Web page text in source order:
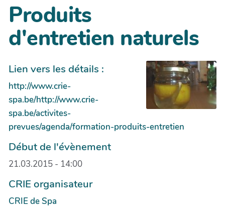
Produits
d'entretien naturels
Lien vers les détails :
http://www.crie-
spa.be/http://www.crie-
spa.be/activites-
prevues/agenda/formation-produits-entretien
Début de l'évènement
21.03.2015 - 14:00
CRIE organisateur
CRIE de Spa